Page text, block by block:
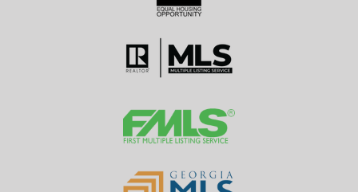
¿Qué errores debo evitar al presentar mi
Evita sobrecargar el espacio con demasiados muebles o
mantener todo limpio y ordenado antes de las visitas.